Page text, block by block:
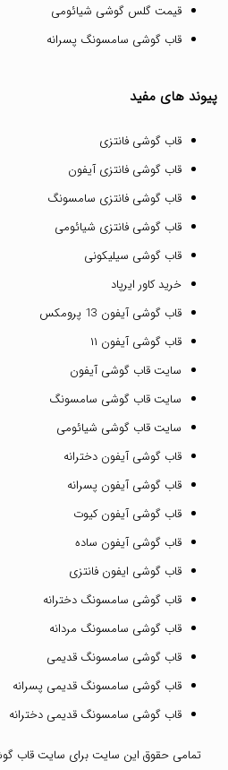
قیمت گلس گوشی شیائومی
قاب گوشی سامسونگ پسرانه
پیوند های مفید
قاب گوشی فانتزی
قاب گوشی فانتزی آیفون
قاب گوشی فانتزی سامسونگ
قاب گوشی فانتزی شیائومی
قاب گوشی سیلیکونی
خرید کاور ایرپاد
قاب گوشی آیفون 13 پرومکس
قاب گوشی آیفون ۱۱
سایت قاب گوشی آیفون
سایت قاب گوشی سامسونگ
سایت قاب گوشی شیائومی
قاب گوشی آیفون دخترانه
قاب گوشی آیفون پسرانه
قاب گوشی آیفون کیوت
قاب گوشی آیفون ساده
قاب گوشی ایفون فانتزی
قاب گوشی سامسونگ دخترانه
قاب گوشی سامسونگ مردانه
قاب گوشی سامسونگ قدیمی
قاب گوشی سامسونگ قدیمی پسرانه
قاب گوشی سامسونگ قدیمی دخترانه
تمامی حقوق این سایت برای سایت قاب